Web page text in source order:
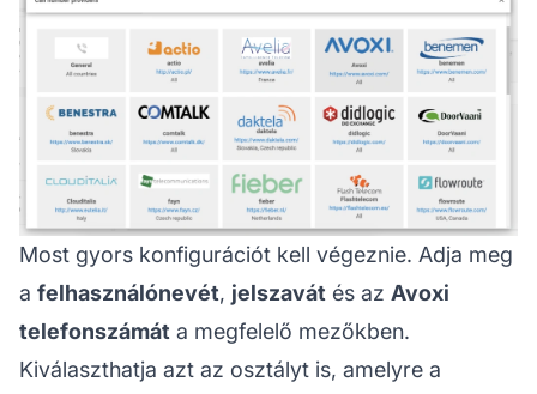
Most gyors konfigurációt kell végeznie. Adja meg
a felhasználónevét, jelszavát és az Avoxi
telefonszámát a megfelelő mezőkben.
Kiválaszthatja azt az osztályt is, amelyre a